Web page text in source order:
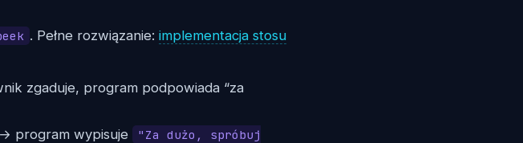
. Pełne rozwiązanie: implementacja stosu
zgaduje, program podpowiada “za
→ program wypisuje
"Za dużo, spróbuj